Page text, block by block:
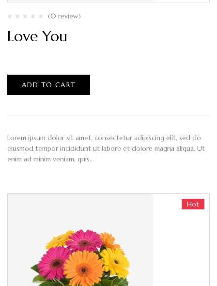
(0 review)
Love You
ADD TO CART
Lorem ipsum dolor sit amet, consectetur adipiscing elit, sed do
eiusmod tempor incididunt ut labore et dolore magna aliqua. Ut
enim ad minim veniam, quis…
Hot